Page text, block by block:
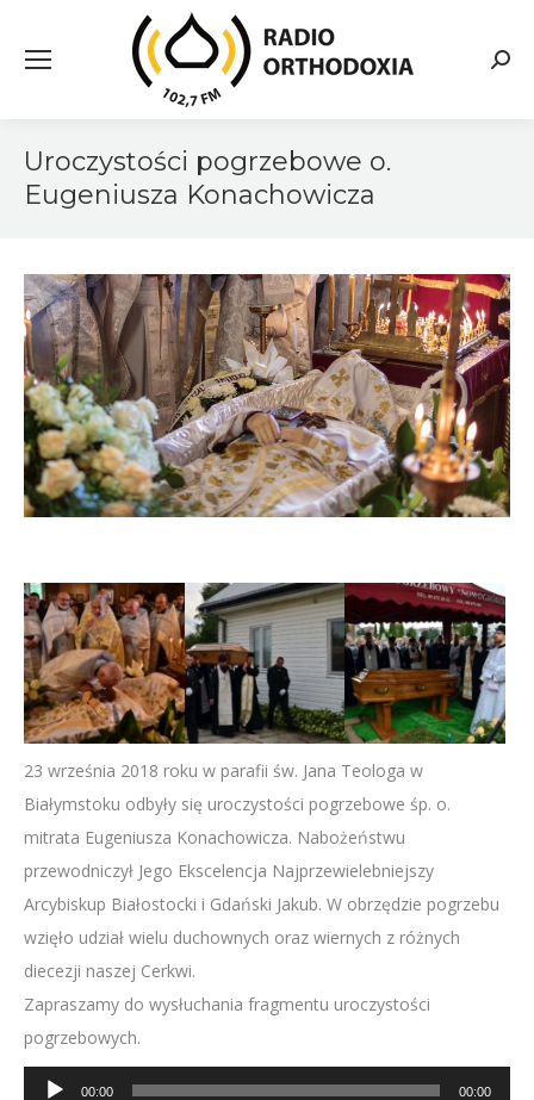
Uroczystości pogrzebowe o.
Eugeniusza Konachowicza
23 września 2018 roku w parafii św. Jana Teologa w
Białymstoku odbyły się uroczystości pogrzebowe śp. o.
mitrata Eugeniusza Konachowicza. Nabożeństwu
przewodniczył Jego Ekscelencja Najprzewielebniejszy
Arcybiskup Białostocki i Gdański Jakub. W obrzędzie pogrzebu
wzięło udział wielu duchownych oraz wiernych z różnych
diecezji naszej Cerkwi.
Zapraszamy do wysłuchania fragmentu uroczystości
pogrzebowych.
Odtwarzacz
00:00 00:00